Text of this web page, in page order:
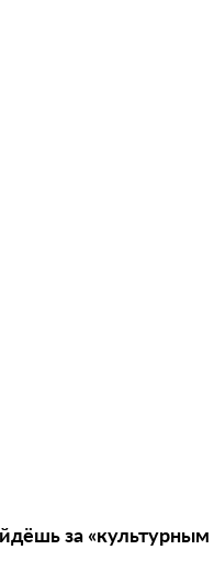
за «культурным